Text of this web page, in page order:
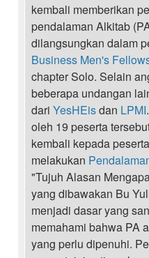
kembali memberikan
pendalaman Alkitab
dilangsungkan dalam
Business Men's
chapter Solo. Selain
beberapa undangan
dari YesHEisdan LPMI
oleh 19 peserta
kembali kepada
melakukan
"Tujuh Alasan
yang dibawakan Bu
menjadi dasar yang
memahami bahwa PA
yang perlu dipenuhi.